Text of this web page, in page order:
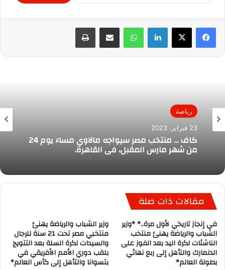
لينكدإن واتساب مشاركة عبر البريد طباعة
رياضة
23 فبراير، 2023
من شهر مارس المقبل، في القاهرة.
رياضة
8 نوفمبر، 2022
محمد صلاح في قاىمة الأفضل في اوربا
مقالات ذات صلة
في إنجاز تاريخي لأول مرة..* *وزير
الشباب والرياضة يهنئ منتخب
الناشئات لكرة اليد بعد الفوز على
الدنمارك والتأهل إلى ربع نهائي
بطولة العالم*
وزير الشباب والرياضة يهنئ
منتخبي مصر تحت 21 سنة للرجال
والسيدات لكرة السلة بعد التتويج
بلقب دوري الأمم الأفريقي في
بتسوانا والتأهل إلى كأس العالم*